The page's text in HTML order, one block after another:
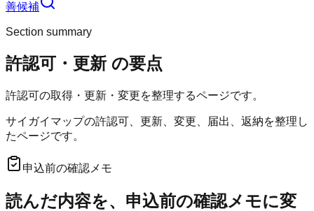
善候補
Section summary
許認可・更新 の要点
許認可の取得・更新・変更を整理するページです。
サイガイマップの許認可、更新、変更、届出、返納を整理し
たページです。
申込前の確認メモ
読んだ内容を、申込前の確認メモに変